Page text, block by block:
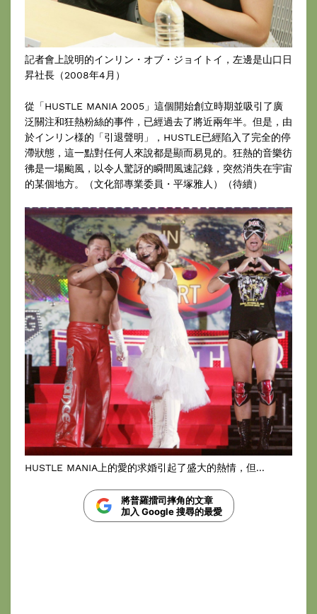
記者會上說明的インリン・オブ・ジョイトイ，左邊是山口日
昇社長（2008年4月）
從「HUSTLE MANIA 2005」這個開始創立時期並吸引了廣
泛關注和狂熱粉絲的事件，已經過去了將近兩年半。但是，由
於インリン様的「引退聲明」，HUSTLE已經陷入了完全的停
滯狀態，這一點對任何人來說都是顯而易見的。狂熱的音樂彷
彿是一場颱風，以令人驚訝的瞬間風速記錄，突然消失在宇宙
的某個地方。（文化部專業委員・平塚雅人）（待續）
HUSTLE MANIA上的愛的求婚引起了盛大的熱情，但...
將普羅擂司摔角的文章
加入 Google 搜尋的最愛